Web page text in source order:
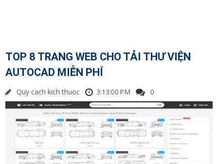
TOP 8 TRANG WEB CHO TẢI THƯ VIỆN
AUTOCAD MIỄN PHÍ
Quy cach kich thuoc 3:13:00 PM 0